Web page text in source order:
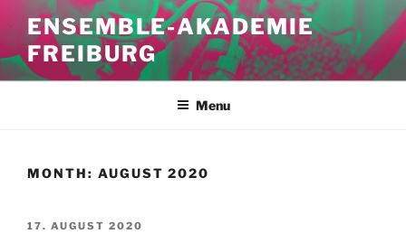
to
content
ENSEMBLE-AKADEMIE
FREIBURG
Menu
MONTH: AUGUST 2020
POSTED
17. AUGUST 2020